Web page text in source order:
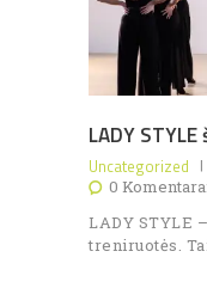
LADY
Uncategorized
0
LADY STYLE
treniruotės.